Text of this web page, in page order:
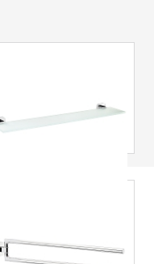
cromata, design
asciugamani a due
Elegaant,